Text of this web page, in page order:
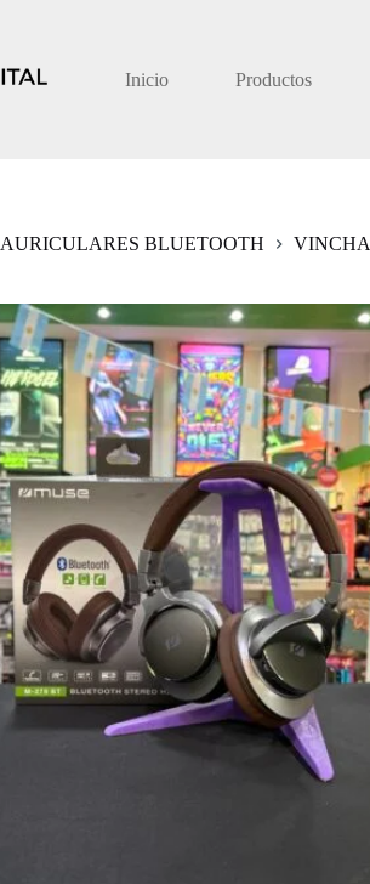
Inicio
Productos
AURICULARES BLUETOOTH VINCHA